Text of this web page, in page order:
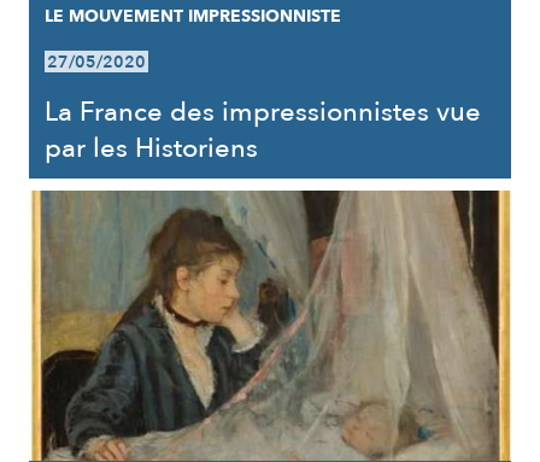
LE MOUVEMENT IMPRESSIONNISTE
27/05/2020
La France des impressionnistes vue
par les Historiens